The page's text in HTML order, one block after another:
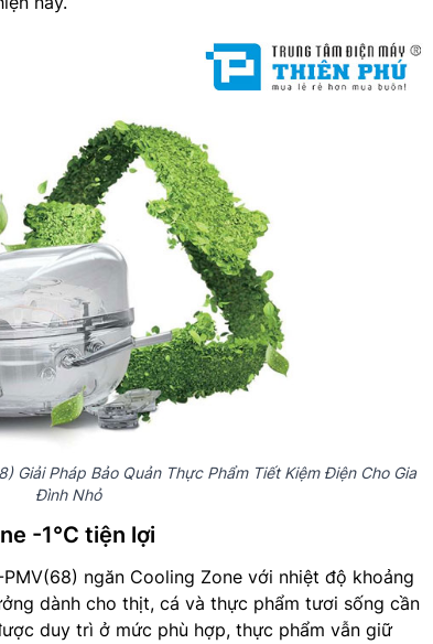
Giải Pháp Bảo Quản Thực Phẩm Tiết Kiệm Điện Cho Gia
Đình Nhỏ
-1°C tiện lợi
ngăn Cooling Zone với nhiệt độ khoảng
dành cho thịt, cá và thực phẩm tươi sống cần
duy trì ở mức phù hợp, thực phẩm vẫn giữ